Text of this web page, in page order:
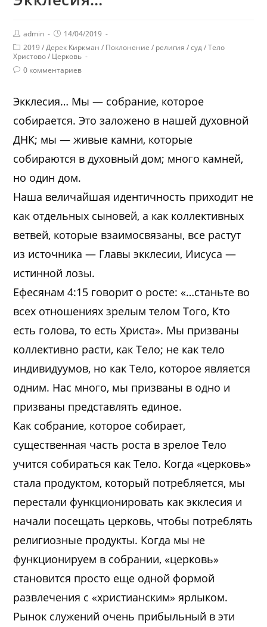
admin
14/04/2019
2019 / Дерек Киркман / Поклонение / религия / суд / Тело
Христово / Церковь
0 комментариев
Экклесия… Мы — собрание, которое
собирается. Это заложено в нашей духовной
ДНК; мы — живые камни, которые
собираются в духовный дом; много камней,
но один дом.
Наша величайшая идентичность приходит не
как отдельных сыновей, а как коллективных
ветвей, которые взаимосвязаны, все растут
из источника — Главы экклесии, Иисуса —
истинной лозы.
Ефесянам 4:15 говорит о росте: «…станьте во
всех отношениях зрелым телом Того, Кто
есть голова, то есть Христа». Мы призваны
коллективно расти, как Тело; не как тело
индивидуумов, но как Тело, которое является
одним. Нас много, мы призваны в одно и
призваны представлять единое.
Как собрание, которое собирает,
существенная часть роста в зрелое Тело
учится собираться как Тело. Когда «церковь»
стала продуктом, который потребляется, мы
перестали функционировать как экклесия и
начали посещать церковь, чтобы потреблять
религиозные продукты. Когда мы не
функционируем в собрании, «церковь»
становится просто еще одной формой
развлечения с «христианским» ярлыком.
Рынок служений очень прибыльный в эти